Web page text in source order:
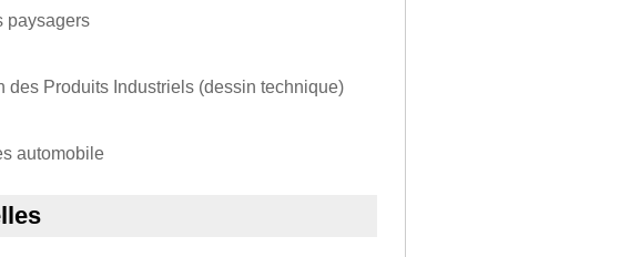
paysagers
des Produits Industriels (dessin technique)
automobile